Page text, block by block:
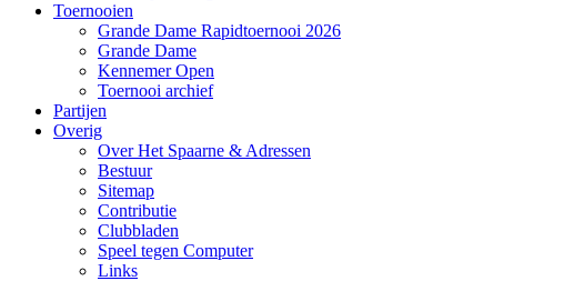
Toernooien
Grande Dame Rapidtoernooi 2026
Grande Dame
Kennemer Open
Toernooi archief
Partijen
Overig
Over Het Spaarne & Adressen
Bestuur
Sitemap
Contributie
Clubbladen
Speel tegen Computer
Links